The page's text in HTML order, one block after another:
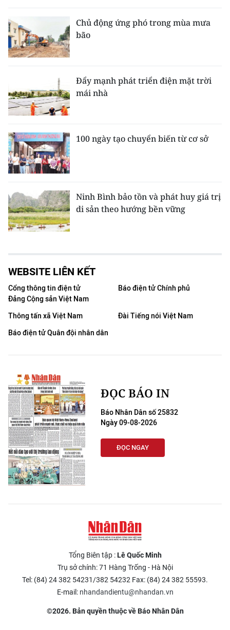
Chủ động ứng phó trong mùa mưa
bão
Đẩy mạnh phát triển điện mặt trời
mái nhà
100 ngày tạo chuyển biến từ cơ sở
Ninh Bình bảo tồn và phát huy giá trị
di sản theo hướng bền vững
WEBSITE LIÊN KẾT
Cổng thông tin điện tử
Đảng Cộng sản Việt Nam
Báo điện tử Chính phủ
Thông tấn xã Việt Nam
Đài Tiếng nói Việt Nam
Báo điện tử Quân đội nhân dân
ĐỌC BÁO IN
Báo Nhân Dân số 25832
Ngày 09-08-2026
ĐỌC NGAY
Tổng Biên tập :Lê Quốc Minh
Trụ sở chính: 71 Hàng Trống - Hà Nội
Tel: (84) 24 382 54231/382 54232 Fax: (84) 24 382 55593.
E-mail: nhandandientu@nhandan.vn
©2026. Bản quyền thuộc về Báo Nhân Dân